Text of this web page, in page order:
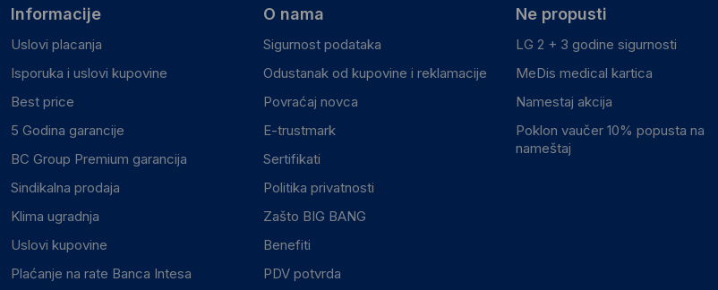
Informacije
Uslovi placanja
Isporuka i uslovi kupovine
Best price
5 Godina garancije
BC Group Premium garancija
Sindikalna prodaja
Klima ugradnja
Uslovi kupovine
Plaćanje na rate Banca Intesa
O nama
Sigurnost podataka
Odustanak od kupovine i reklamacije
Povraćaj novca
E-trustmark
Sertifikati
Politika privatnosti
Zašto BIG BANG
Benefiti
PDV potvrda
Ne propusti
LG 2 + 3 godine sigurnosti
MeDis medical kartica
Namestaj akcija
Poklon vaučer 10% popusta na
nameštaj